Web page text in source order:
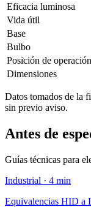
Eficacia luminosa
Vida útil
Base
Bulbo
Posición de operación
Dimensiones
Datos tomados de la
sin previo aviso.
Antes de
Guías técnicas para
Industrial · 4 min
Equivalencias HID a